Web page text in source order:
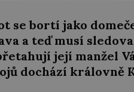
se bortí jako
a teď musí
její manžel
dochází královně